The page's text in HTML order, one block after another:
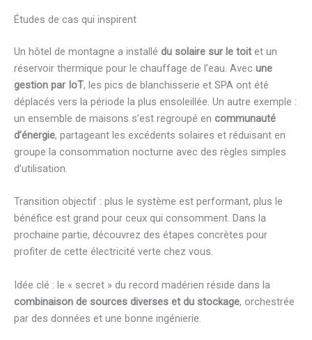
Études de cas qui inspirent
Un hôtel de montagne a installé du solaire sur le toit et un
réservoir thermique pour le chauffage de l’eau. Avec une
gestion par IoT, les pics de blanchisserie et SPA ont été
déplacés vers la période la plus ensoleillée. Un autre exemple :
un ensemble de maisons s’est regroupé en communauté
d’énergie, partageant les excédents solaires et réduisant en
groupe la consommation nocturne avec des règles simples
d’utilisation.
Transition objectif : plus le système est performant, plus le
bénéfice est grand pour ceux qui consomment. Dans la
prochaine partie, découvrez des étapes concrètes pour
profiter de cette électricité verte chez vous.
Idée clé : le « secret » du record madérien réside dans la
combinaison de sources diverses et du stockage, orchestrée
par des données et une bonne ingénierie.